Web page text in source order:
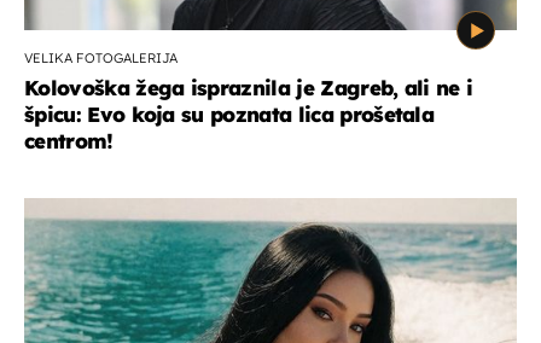
VELIKA FOTOGALERIJA
Kolovoška žega ispraznila je Zagreb, ali ne i
špicu: Evo koja su poznata lica prošetala
centrom!